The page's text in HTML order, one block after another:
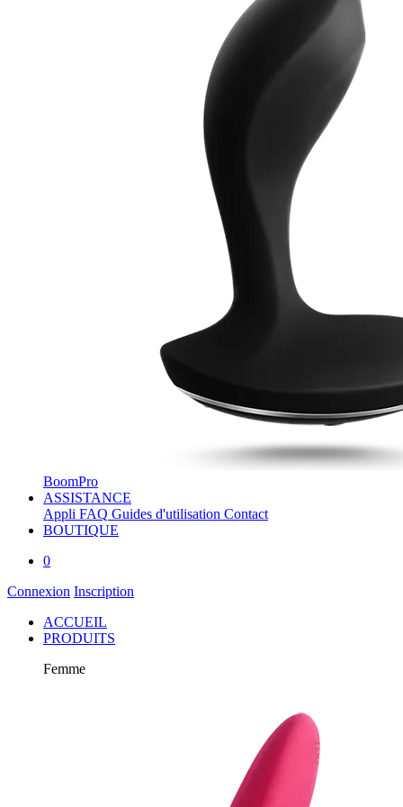
BoomPro
ASSISTANCE
Appli FAQ Guides d'utilisation Contact
BOUTIQUE
0
Connexion Inscription
ACCUEIL
PRODUITS
Femme